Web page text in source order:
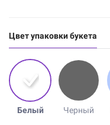
Цвет упаковки букета
Белый Черный